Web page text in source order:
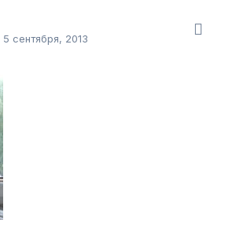
5 сентября, 2013